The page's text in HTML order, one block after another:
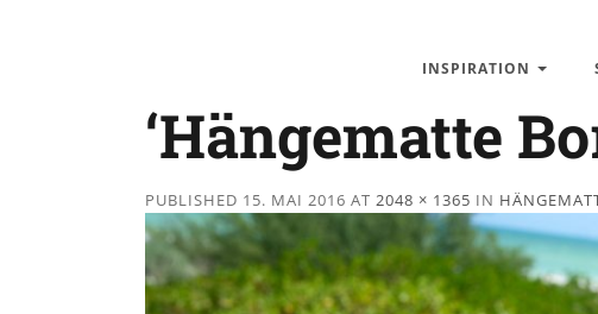
INSPIRATION
‘Hängematte
PUBLISHED 15. MAI 2016 AT 2048 × 1365 IN